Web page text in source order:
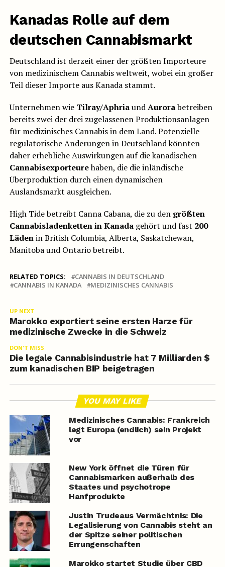
Kanadas Rolle auf dem
deutschen Cannabismarkt
Deutschland ist derzeit einer der größten Importeure
von medizinischem Cannabis weltweit, wobei ein großer
Teil dieser Importe aus Kanada stammt.
Unternehmen wie Tilray/AphriaundAurorabetreiben
bereits zwei der drei zugelassenen Produktionsanlagen
für medizinisches Cannabis in dem Land. Potenzielle
regulatorische Änderungen in Deutschland könnten
daher erhebliche Auswirkungen auf die kanadischen
Cannabisexporteurehaben, die die inländische
Überproduktion durch einen dynamischen
Auslandsmarkt ausgleichen.
High Tide betreibt Canna Cabana, die zu den größten
Cannabisladenketten in Kanadagehört und fast 200
Lädenin British Columbia, Alberta, Saskatchewan,
Manitoba und Ontario betreibt.
RELATED TOPICS:
CANNABIS IN DEUTSCHLAND
CANNABIS IN KANADA
MEDIZINISCHES CANNABIS
UP NEXT
Marokko exportiert seine ersten Harze für
medizinische Zwecke in die Schweiz
DON'T MISS
Die legale Cannabisindustrie hat 7 Milliarden $
zum kanadischen BIP beigetragen
YOU MAY LIKE
Medizinisches Cannabis: Frankreich
legt Europa (endlich) sein Projekt
vor
New York öffnet die Türen für
Cannabismarken außerhalb des
Staates und psychotrope
Hanfprodukte
Justin Trudeaus Vermächtnis: Die
Legalisierung von Cannabis steht an
der Spitze seiner politischen
Errungenschaften
Marokko startet Studie über CBD